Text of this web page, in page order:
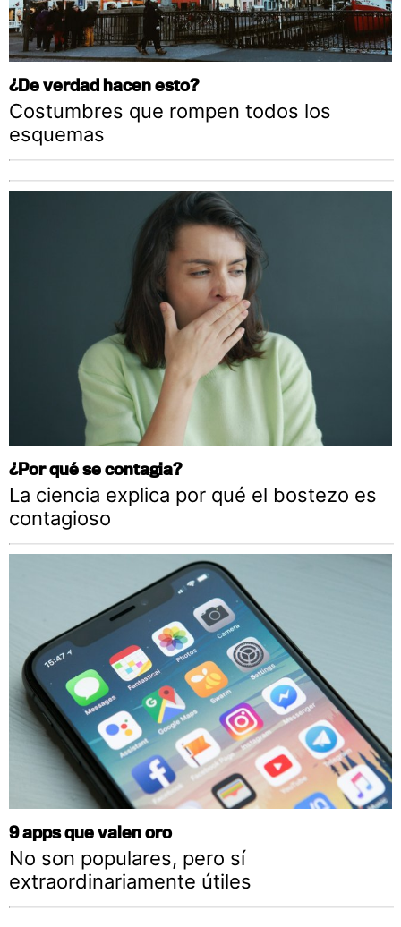
¿De verdad hacen esto?
Costumbres que rompen todos los
esquemas
¿Por qué se contagia?
La ciencia explica por qué el bostezo es
contagioso
9 apps que valen oro
No son populares, pero sí
extraordinariamente útiles